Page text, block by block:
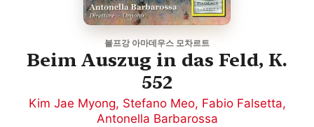
볼프강 아마데우스 모차르트
Beim Auszug in das Feld, K.
552
Kim Jae Myong, Stefano Meo, Fabio Falsetta,
Antonella Barbarossa